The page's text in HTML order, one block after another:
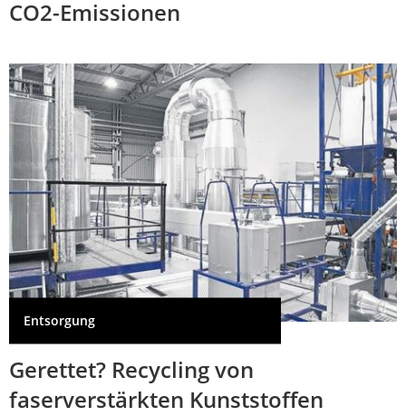
CO2-Emissionen
Entsorgung
Gerettet? Recycling von
faserverstärkten Kunststoffen